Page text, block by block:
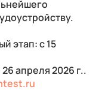
этап: с 15
апреля 2026 г..